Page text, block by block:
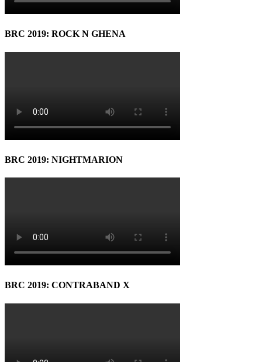
BRC 2019: ROCK N GHENA
BRC 2019: NIGHTMARION
BRC 2019: CONTRABAND X